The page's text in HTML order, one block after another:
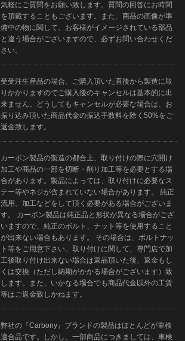
気軽にご質問をお願い致します。質問の回答にお時間
を頂戴することもございます。また、商品の画像が準
備中の物に関して、お客様がイメージされている部品
と違う場合がございますので、必ずお問い合わせくだ
さい。
受受注生産品の場合、ご購入頂いた直後から製造に取
りかかりますのでご購入後のキャンセルは基本的に出
来ません。どうしてもキャンセルが必要な場合は、お
振り込み頂いた商品代金の振込手数料を除く50%をご
返金致します。
カーボン製品の製造の都合上、取り付けの際に穴開け
加工や商品の一部を切断・削り加工等を必要とする場
合があります。製品によっては、取り付けに必要なス
テー等やネジが含まれていない場合があります。 純正
流用、加工などをして頂く必要がある場合がございま
す。 カーボン製品は純正品と形状が異なる場合がござ
いますので、純正のボルト、ナット等を使用すること
が出来ない場合もあります。 その場合は、ボルトナッ
ト等をご用意下さい。取り付けに関して、専門店で加
工後取り付け出来ない場合は返品頂いた後、返金もし
くは交換（ただし納期がかかる場合がございます）致
します。また、いかなる場合でも商品代金以外の工賃
等はご返金致しかねます。
弊社の『Carbony』ブランドの製品はほとんどが車検
適合品です。しかし、一部商品につきましては、車検